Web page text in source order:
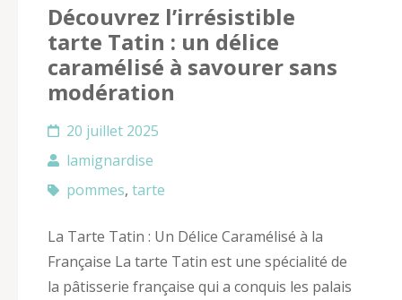
Découvrez l’irrésistible
tarte Tatin : un délice
caramélisé à savourer sans
modération
20 juillet 2025
lamignardise
pommes, tarte
La Tarte Tatin : Un Délice Caramélisé à la
Française La tarte Tatin est une spécialité de
la pâtisserie française qui a conquis les palais